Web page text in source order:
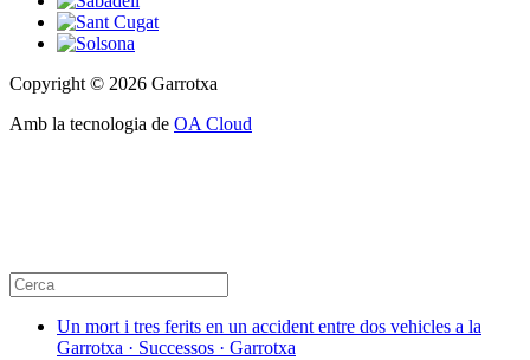
Copyright © 2026 Garrotxa
Amb la tecnologia de OA Cloud
Un mort i tres ferits en un accident entre dos vehicles a la
Garrotxa · Successos · Garrotxa